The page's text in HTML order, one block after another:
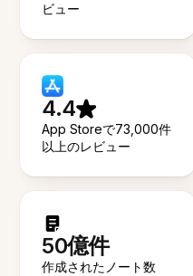
ビュー
4.4
App Storeで73,000件
以上のレビュー
50億件
作成されたノート数